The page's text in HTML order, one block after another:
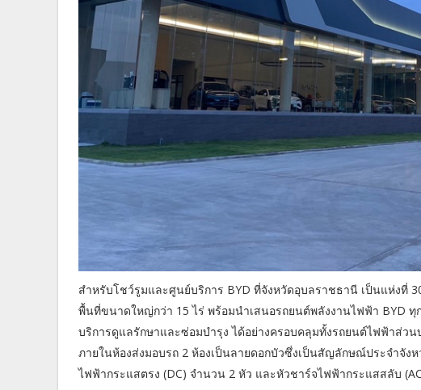
สำหรับโชว์รูมและศูนย์บริการ BYD ที่จังหวัดอุบลราชธานี เป็นแห่งที่
พื้นที่ขนาดใหญ่กว่า 15 ไร่ พร้อมนำเสนอรถยนต์พลังงานไฟฟ้า BYD
บริการดูแลรักษาและซ่อมบำรุง ได้อย่างครอบคลุมทั้งรถยนต์ไฟฟ้าส่ว
ภายในห้องส่งมอบรถ 2 ห้องเป็นลายดอกบัวซึ่งเป็นสัญลักษณ์ประจำจัง
ไฟฟ้ากระแสตรง (DC) จำนวน 2 หัว และหัวชาร์จไฟฟ้ากระแสสลับ